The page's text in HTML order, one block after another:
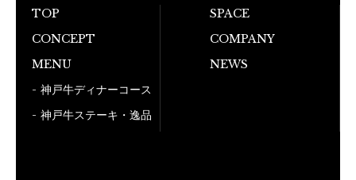
TOP
CONCEPT
MENU
神戸牛ディナーコース
神戸牛ステーキ・逸品
SPACE
COMPANY
NEWS
お電話でのご予